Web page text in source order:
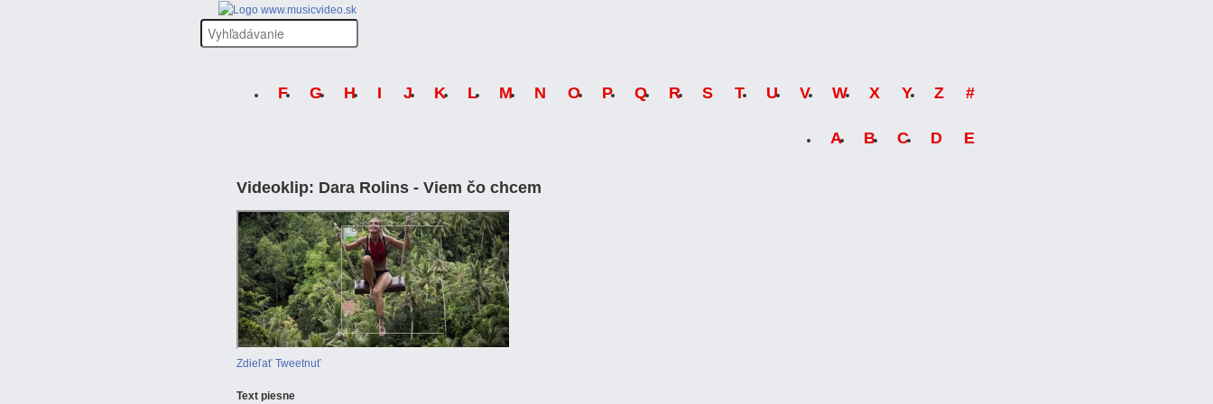
Z #
U V W X Y
P Q R S T
K L M N O
F G H I J
A B C D E
Videoklip: Dara Rolins - Viem čo chcem
Zdieľať Tweetnuť
Text piesne